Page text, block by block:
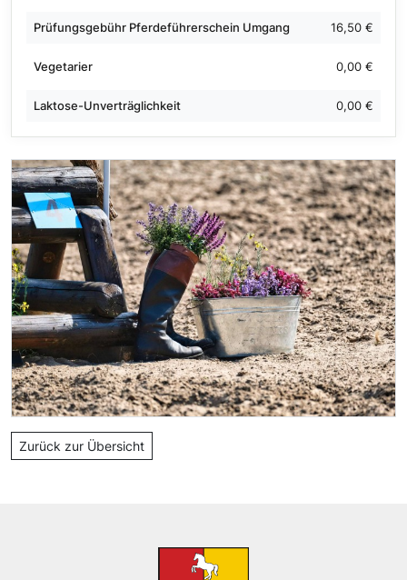
Prüfungsgebühr Pferdeführerschein Umgang 16,50 €
Vegetarier 0,00 €
Laktose-Unverträglichkeit 0,00 €
Zurück zur Übersicht